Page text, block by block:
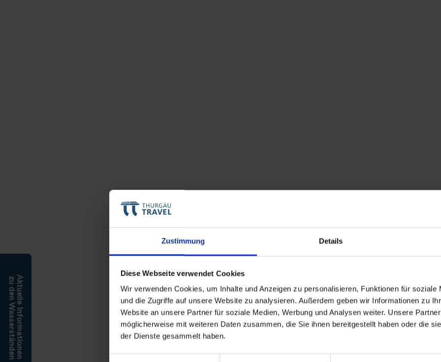
Zustimmung Details
Diese Webseite verwendet Cookies
Wir verwenden Cookies, um Inhalte und Anzeigen zu personalisieren, Funktionen für soziale
und die Zugriffe auf unsere Website zu analysieren. Außerdem geben wir Informationen zu
Website an unsere Partner für soziale Medien, Werbung und Analysen weiter. Unsere
möglicherweise mit weiteren Daten zusammen, die Sie ihnen bereitgestellt haben oder die
der Dienste gesammelt haben.
Aktuelle Informationen
zu den Wasserständen